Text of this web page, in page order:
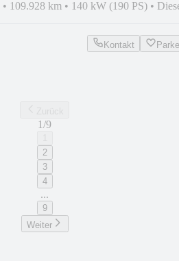
• 109.928 km • 140 kW (190 PS) •
Kontakt
1/9
2
3
4
...
9
Weiter